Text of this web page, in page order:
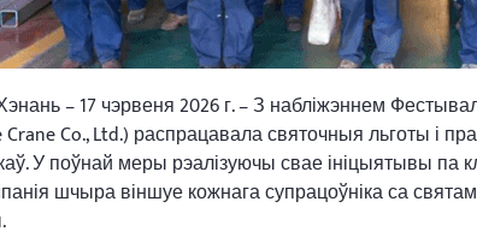
– 17 чэрвеня 2026 г. – З набліжэннем
Crane Co., Ltd.) распрацавала святочныя льготы і
У поўнай меры рэалізуючы свае ініцыятывы па
шчыра віншуе кожнага супрацоўніка са